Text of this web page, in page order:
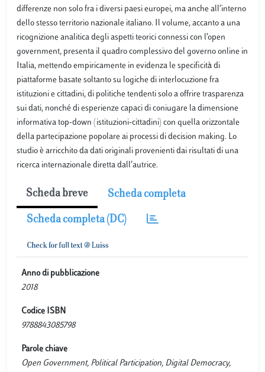
differenze non solo fra i diversi paesi europei, ma anche all’interno
dello stesso territorio nazionale italiano. Il volume, accanto a una
ricognizione analitica degli aspetti teorici connessi con l’open
government, presenta il quadro complessivo del governo online in
Italia, mettendo empiricamente in evidenza le specificità di
piattaforme basate soltanto su logiche di interlocuzione fra
istituzioni e cittadini, di politiche tendenti solo a offrire trasparenza
sui dati, nonché di esperienze capaci di coniugare la dimensione
informativa top-down (istituzioni-cittadini) con quella orizzontale
della partecipazione popolare ai processi di decision making. Lo
studio è arricchito da dati originali provenienti dai risultati di una
ricerca internazionale diretta dall’autrice.
Scheda breve Scheda completa
Scheda completa (DC)
Anno di pubblicazione
2018
Codice ISBN
9788843085798
Parole chiave
Open Government, Political Participation, Digital Democracy,